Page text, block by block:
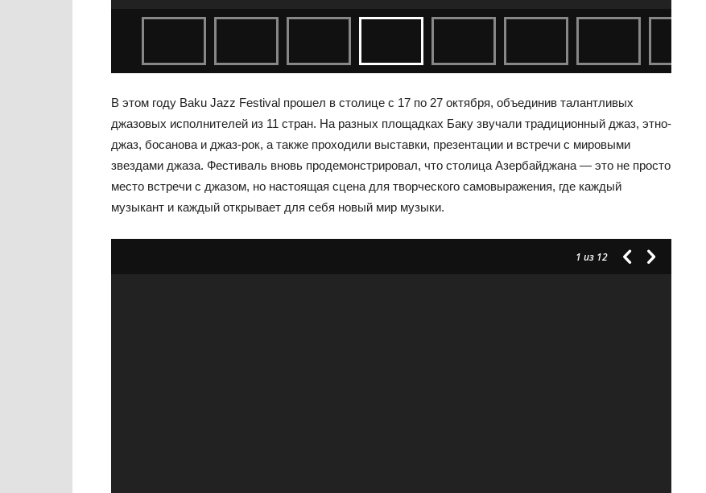
В этом году Baku Jazz Festival прошел в столице с 17 по 27 октября, объединив талантливых
джазовых исполнителей из 11 стран. На разных площадках Баку звучали традиционный джаз, этно-
джаз, босанова и джаз-рок, а также проходили выставки, презентации и встречи с мировыми
звездами джаза. Фестиваль вновь продемонстрировал, что столица Азербайджана — это не просто
место встречи с джазом, но настоящая сцена для творческого самовыражения, где каждый
музыкант и каждый открывает для себя новый мир музыки.
1 из 12